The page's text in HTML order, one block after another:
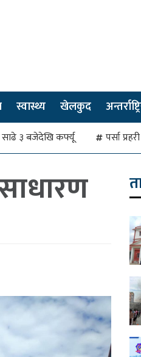
स्वास्थ्य खेलकुद
३ बजेदेखि कर्फ्यू पर्सा